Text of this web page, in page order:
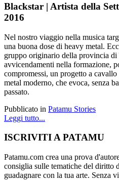
Blackstar | Artista della
2016
Nel nostro viaggio nella musica
una buona dose di heavy metal.
gruppo originario della provincia
avvicendamenti nella formazione,
compromessi, un progetto a
metal moderno, che evoca, senza
passato.
Pubblicato in Patamu Stories
Leggi tutto...
ISCRIVITI A PATAMU
Patamu.com crea una prova
consiglia sulle tematiche del diritto
guadagnare con la tua arte. Senza